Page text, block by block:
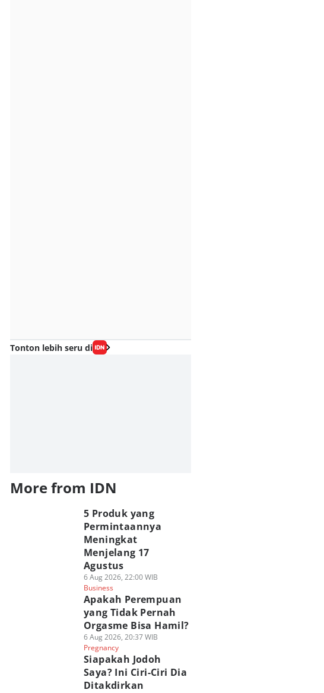
Tonton lebih seru di
More from IDN
5 Produk yang
Permintaannya
Meningkat
Menjelang 17
Agustus
6 Aug 2026, 22:00 WIB
Business
Apakah Perempuan
yang Tidak Pernah
Orgasme Bisa Hamil?
6 Aug 2026, 20:37 WIB
Pregnancy
Siapakah Jodoh
Saya? Ini Ciri-Ciri Dia
Ditakdirkan